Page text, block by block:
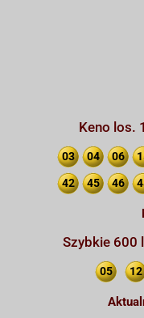
Keno los.
03 04 06
42 45 46
Szybkie 600
05 12